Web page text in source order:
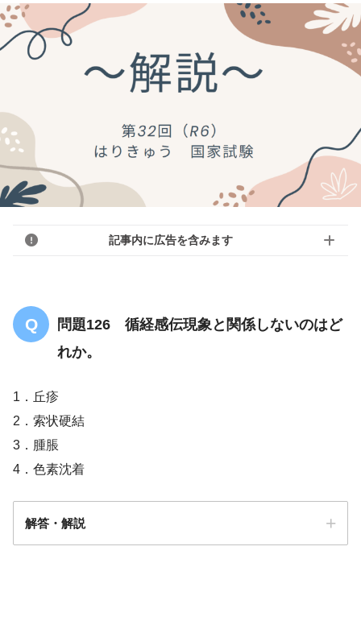
記事内に広告を含みます
問題126 循経感伝現象と関係しないのはど
れか。
1．丘疹
2．索状硬結
3．腫脹
4．色素沈着
解答・解説